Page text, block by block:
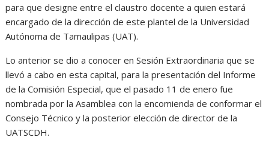
para que designe entre el claustro docente a quien estará
encargado de la dirección de este plantel de la Universidad
Autónoma de Tamaulipas (UAT).
Lo anterior se dio a conocer en Sesión Extraordinaria que se
llevó a cabo en esta capital, para la presentación del Informe
de la Comisión Especial, que el pasado 11 de enero fue
nombrada por la Asamblea con la encomienda de conformar el
Consejo Técnico y la posterior elección de director de la
UATSCDH.